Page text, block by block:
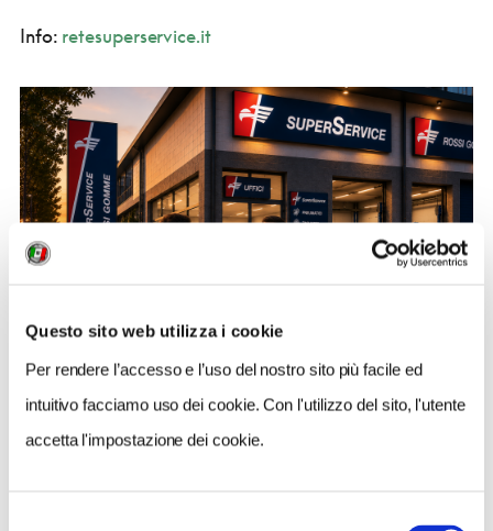
Questo sito web utilizza i cookie
Per rendere l’accesso e l’uso del nostro sito più facile ed
intuitivo facciamo uso dei cookie. Con l'utilizzo del sito, l'utente
accetta l'impostazione dei cookie.
Info: retesuperservice.it
SuperService